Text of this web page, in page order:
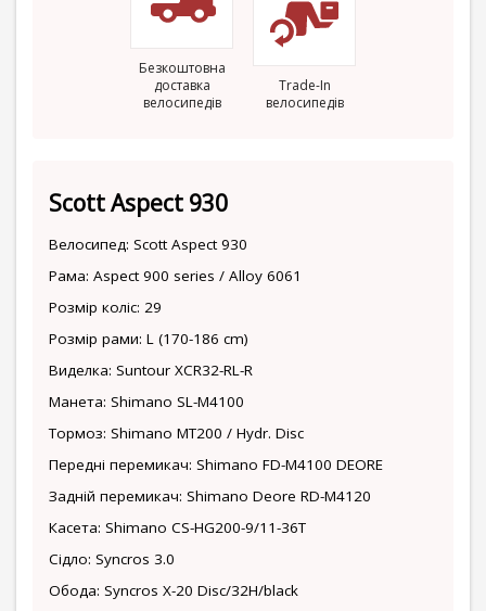
Безкоштовна
доставка
велосипедів
Trade-In
велосипедів
Scott Aspect 930
Велосипед: Scott Aspect 930
Рама: Aspect 900 series / Alloy 6061
Розмір коліс: 29
Розмір рами: L (170-186 cm)
Виделка: Suntour XCR32-RL-R
Манета: Shimano SL-M4100
Тормоз: Shimano MT200 / Hydr. Disc
Передні перемикач: Shimano FD-M4100 DEORE
Задній перемикач: Shimano Deore RD-M4120
Касета: Shimano CS-HG200-9/11-36T
Сідло: Syncros 3.0
Обода: Syncros X-20 Disc/32H/black